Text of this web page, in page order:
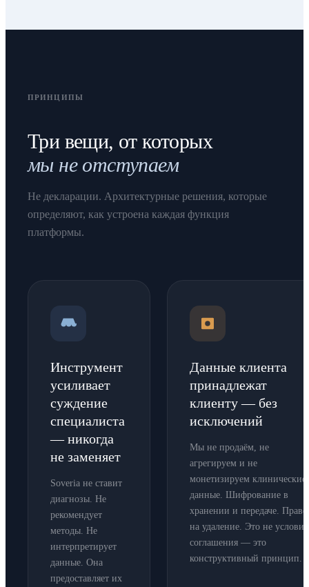
ПРИНЦИПЫ
Три вещи, от которых
мы не отступаем
Не декларации. Архитектурные решения, которые
определяют, как устроена каждая функция
платформы.
Инструмент
усиливает
суждение
специалиста
— никогда
не заменяет
Soveria не ставит
диагнозы. Не
рекомендует
методы. Не
интерпретирует
данные. Она
предоставляет их
Данные клиента
принадлежат
клиенту — без
исключений
Мы не продаём, не
агрегируем и не
монетизируем клинические
данные. Шифрование в
хранении и передаче. Право
на удаление. Это не условие
соглашения — это
конструктивный принцип.